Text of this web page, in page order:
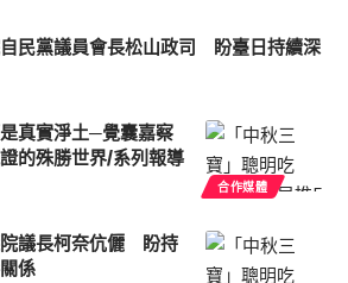
民黨議員會長松山政司 盼臺日持續深
合作媒體
真實淨土─覺囊嘉察
的殊勝世界/系列報導
議長柯奈伉儷 盼持
係